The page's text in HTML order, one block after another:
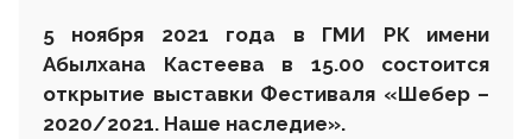
5 ноября 2021 года в ГМИ РК имени
Абылхана Кастеева в 15.00 состоится
открытие выставки Фестиваля «Шебер –
2020/2021. Наше наследие».